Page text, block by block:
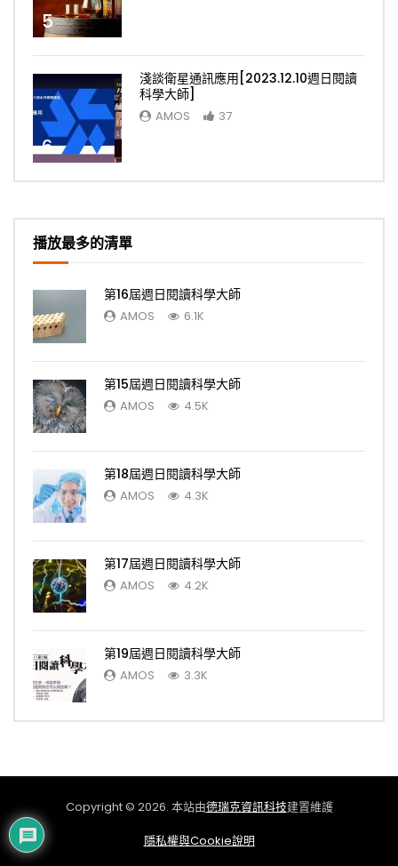
5
6
淺談衛星通訊應用[2023.12.10週日閱讀
科學大師]
AMOS 37
播放最多的清單
第16屆週日閱讀科學大師
AMOS 6.1K
第15屆週日閱讀科學大師
AMOS 4.5K
第18屆週日閱讀科學大師
AMOS 4.3K
第17屆週日閱讀科學大師
AMOS 4.2K
第19屆週日閱讀科學大師
AMOS 3.3K
Copyright © 2026. 本站由德瑞克資訊科技建置維護
隱私權與Cookie說明